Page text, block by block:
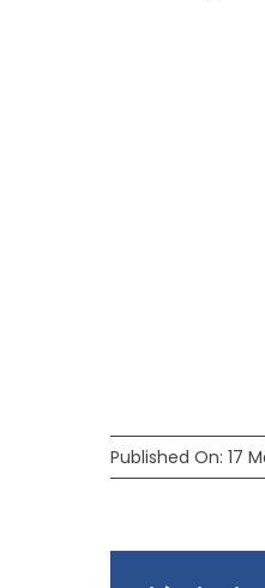
Published On: 17